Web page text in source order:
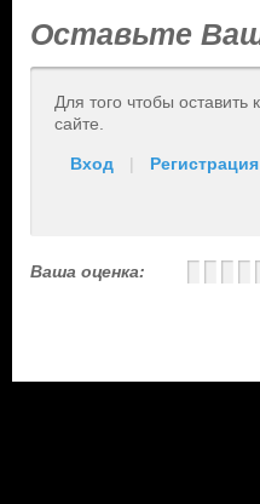
Оставьте
Для того чтобы
сайте.
Вход | Регистрация
Ваша оценка: